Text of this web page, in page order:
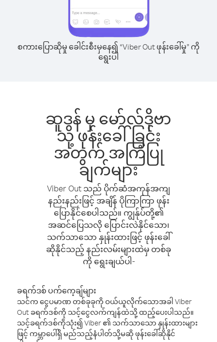
စကားပြောဆိုမှု ခေါင်းစီးမှနေ၍ “Viber Out ဖုန်းခေါ်မှု” ကို
ရွေးပါ
ဆူဒန် မှ မော်လ်ဒိုဗာ
သို့ ဖုန်းခေါ်ခြင်း
အတွက် အကြံပြု
ချက်များ
Viber Out သည် ပိုက်ဆံအကုန်အကျ
နည်းနည်းဖြင့် အချိန် ပိုကြာကြာ ဖုန်း
ပြောနိုင်စေပါသည်။ ကျွန်ုပ်တို့၏
အဆင်ပြေသလို ပြောင်းလဲနိုင်သော၊
သက်သာသော နှုန်းထားဖြင့် ဖုန်းခေါ်
ဆိုနိုင်သည့် နည်းလမ်းများထဲမှ တစ်ခု
ကို ရွေးချယ်ပါ-
ခရက်ဒစ် ပက်ကေ့ချ်များ
သင်က ငွေပမာဏ တစ်ခုခုကို ဝယ်ယူလိုက်သောအခါ Viber
Out ခရက်ဒစ်ကို သင့်ငွေလက်ကျန်ထဲသို့ ထည့်ပေးပါသည်။
သင့်ခရက်ဒစ်ကိုသုံး၍ Viber ၏ သက်သာသော နှုန်းထားများ
ဖြင့် ကမ္ဘာပေါ်ရှိ မည်သည့်နံပါတ်သို့မဆို ဖုန်းခေါ်ဆိုနိုင်